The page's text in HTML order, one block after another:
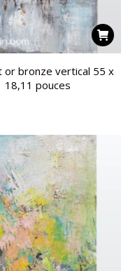
or bronze vertical 55 x
18,11 pouces